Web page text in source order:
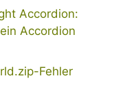
Accordion:
Accordion
Fehler